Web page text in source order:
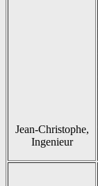
Jean-Christophe,
Ingenieur